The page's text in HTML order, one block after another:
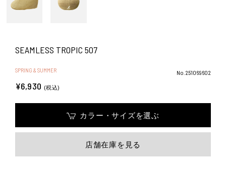
SEAMLESS TROPIC 507
SPRING & SUMMER No.251069602
¥6,930 (税込)
カラー・サイズを選ぶ
店舗在庫を見る